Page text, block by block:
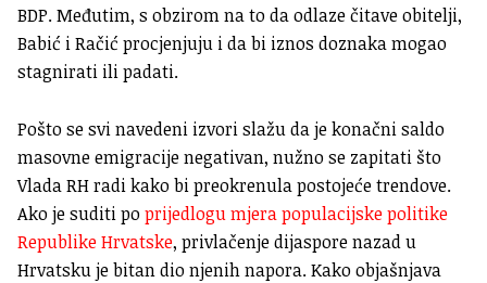
BDP. Međutim, s obzirom na to da odlaze čitave obitelji,
Babić i Račić procjenjuju i da bi iznos doznaka mogao
stagnirati ili padati.
Pošto se svi navedeni izvori slažu da je konačni saldo
masovne emigracije negativan, nužno se zapitati što
Vlada RH radi kako bi preokrenula postojeće trendove.
Ako je suditi poprijedlogu mjera populacijske politike
Republike Hrvatske, privlačenje dijaspore nazad u
Hrvatsku je bitan dio njenih napora. Kako objašnjava